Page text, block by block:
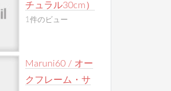
チュラル30cm）
1件のビュー
Maruni60 / オー
クフレーム・サ